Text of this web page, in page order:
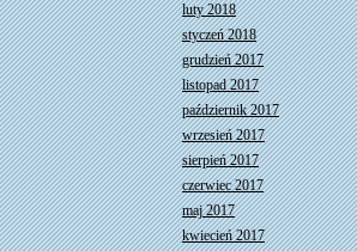
luty 2018
styczeń 2018
grudzień 2017
listopad 2017
październik 2017
wrzesień 2017
sierpień 2017
czerwiec 2017
maj 2017
kwiecień 2017